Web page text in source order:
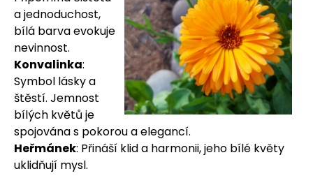
a jednoduchost,
bílá barva evokuje
nevinnost.
Konvalinka:
Symbol lásky a
štěstí. Jemnost
bílých květů je
spojována s pokorou a elegancí.
Heřmánek: Přináší klid a harmonii, jeho bílé květy
uklidňují mysl.